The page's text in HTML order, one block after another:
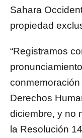
Sahara
propiedad
“Registramos
Derechos
diciembre, y no
la Resolución